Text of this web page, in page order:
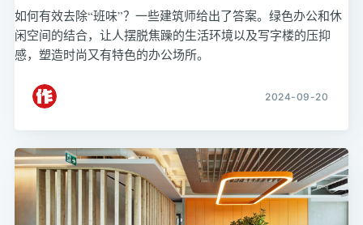
如何有效去除“班味”？一些建筑师给出了答案。绿色办公和休
闲空间的结合，让人摆脱焦躁的生活环境以及写字楼的压抑
感，塑造时尚又有特色的办公场所。
2024-09-20